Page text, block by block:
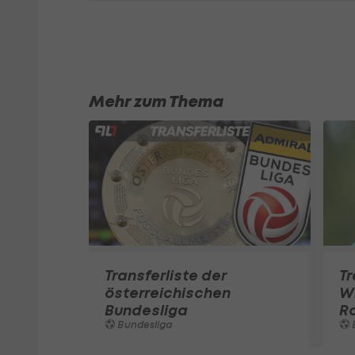
Mehr zum Thema
Transferliste der
österreichischen
Bundesliga
Bundesliga